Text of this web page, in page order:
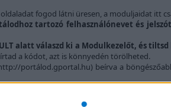
fogod látni üresen, a moduljaidat itt
tartozó felhasználónevet és jelszót
alatt válaszd ki a Modulkezelőt, és
a kódot, azt is könnyedén törölheted.
portálod.gportal.hu) beírva a